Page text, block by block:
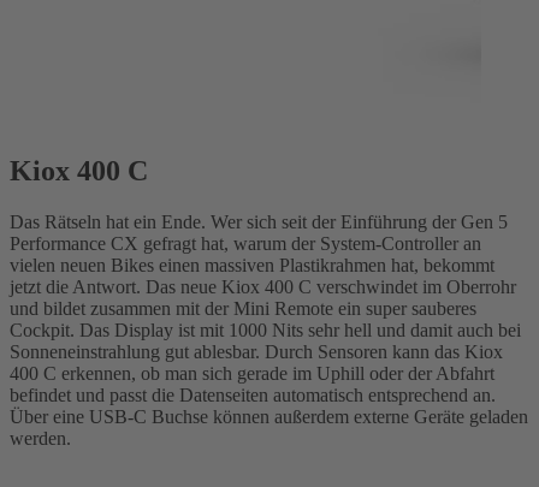
Kiox 400 C
Das Rätseln hat ein Ende. Wer sich seit der Einführung der Gen 5
Performance CX gefragt hat, warum der System-Controller an
vielen neuen Bikes einen massiven Plastikrahmen hat, bekommt
jetzt die Antwort. Das neue Kiox 400 C verschwindet im Oberrohr
und bildet zusammen mit der Mini Remote ein super sauberes
Cockpit. Das Display ist mit 1000 Nits sehr hell und damit auch bei
Sonneneinstrahlung gut ablesbar. Durch Sensoren kann das Kiox
400 C erkennen, ob man sich gerade im Uphill oder der Abfahrt
befindet und passt die Datenseiten automatisch entsprechend an.
Über eine USB-C Buchse können außerdem externe Geräte geladen
werden.